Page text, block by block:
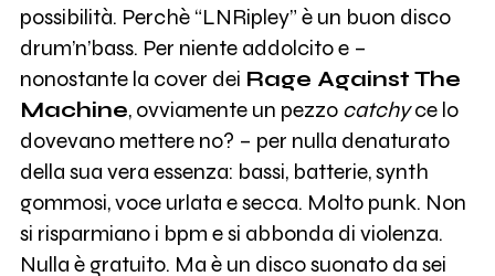
possibilità. Perchè “LNRipley” è un buon disco
drum’n’bass. Per niente addolcito e –
nonostante la cover dei Rage Against The
Machine, ovviamente un pezzo catchyce lo
dovevano mettere no? – per nulla denaturato
della sua vera essenza: bassi, batterie, synth
gommosi, voce urlata e secca. Molto punk. Non
si risparmiano i bpm e si abbonda di violenza.
Nulla è gratuito. Ma è un disco suonato da sei